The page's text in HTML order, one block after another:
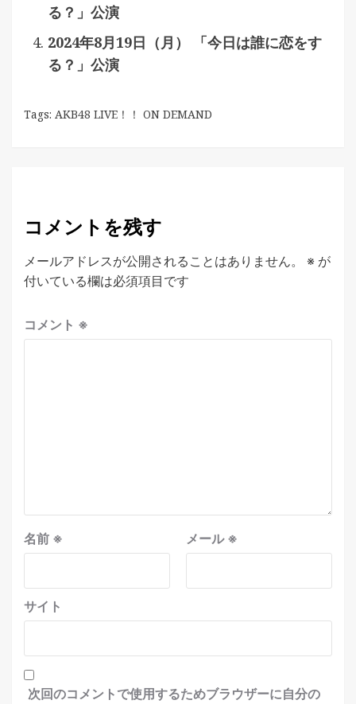
る？」公演
2024年8月19日（月） 「今日は誰に恋をす
る？」公演
Tags: AKB48 LIVE！！ ON DEMAND
コメントを残す
メールアドレスが公開されることはありません。 ※ が
付いている欄は必須項目です
コメント ※
名前 ※ メール※
サイト
次回のコメントで使用するためブラウザーに自分の